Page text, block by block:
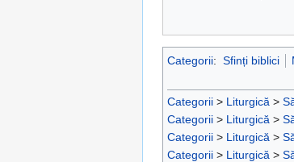
Categorii: Sfinți biblici
Categorii > Liturgică >
Categorii > Liturgică >
Categorii > Liturgică >
Categorii > Liturgică >